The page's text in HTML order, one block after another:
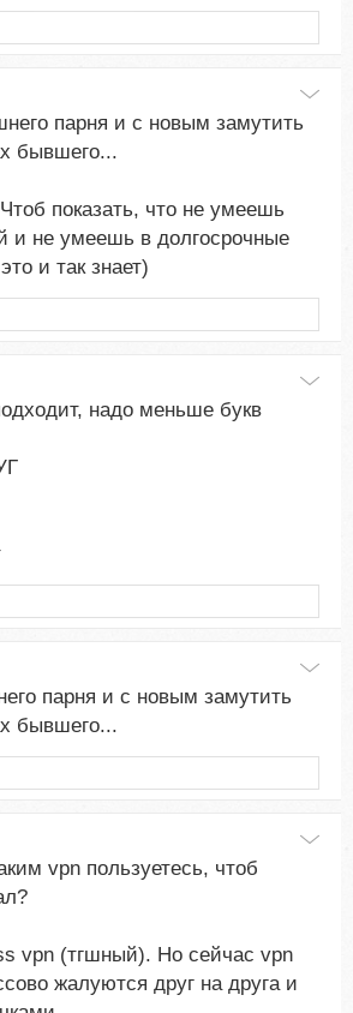
с тобой....скадите пожалуйста
таких начальничков как от
им в глаза?
парня и с новым замутить
бывшего...
показать, что не умеешь
и не умеешь в долгосрочные
и так знает)
надо меньше букв
парня и с новым замутить
бывшего...
vpn пользуетесь, чтоб
vpn (тгшный). Но сейчас vpn
жалуются друг на друга и